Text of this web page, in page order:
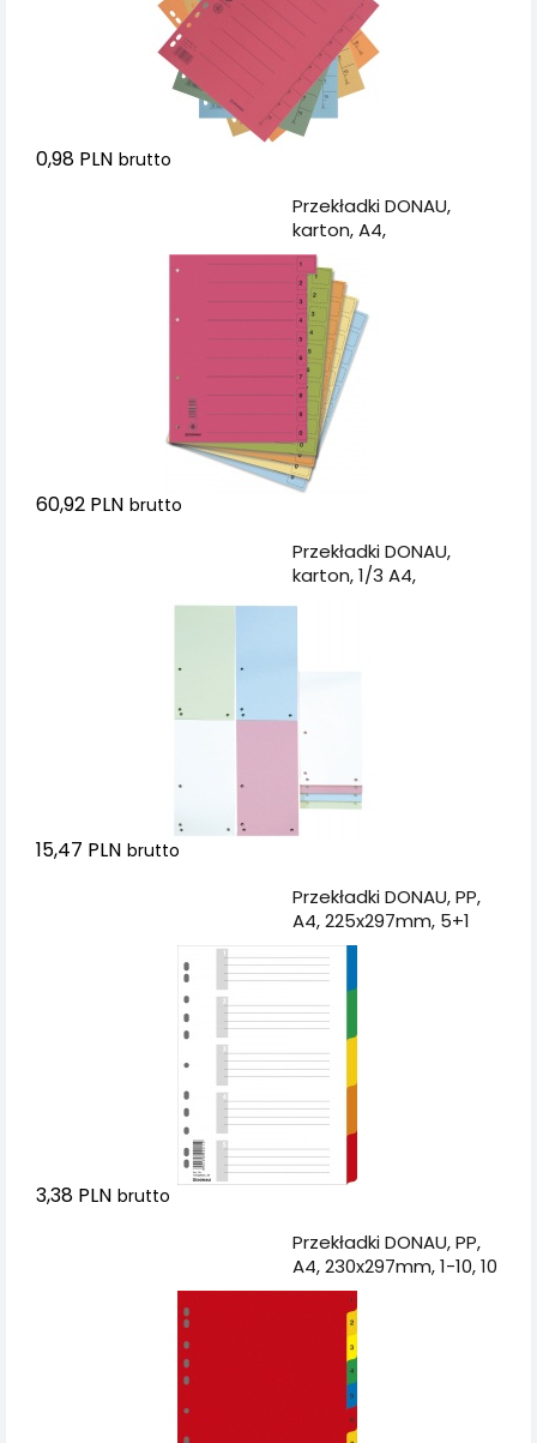
0,98 PLN brutto
Przekładki DONAU,
karton, A4,
235x300mm, 0-9, 50
kart z perforacją, mix
kolorów
60,92 PLN brutto
Przekładki DONAU,
karton, 1/3 A4,
15,47 PLN brutto
Przekładki DONAU, PP,
A4, 225x297mm, 5+1
kart, mix kolorów
3,38 PLN brutto
Przekładki DONAU, PP,
A4, 230x297mm, 1-10, 10
kart, mix kolorów